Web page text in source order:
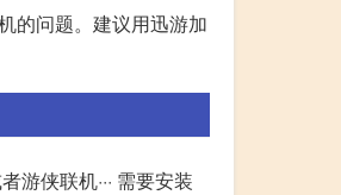
的问题。建议用迅游加
侠联机··· 需要安装